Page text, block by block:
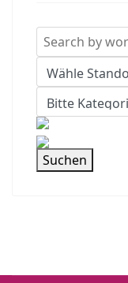
Suchen